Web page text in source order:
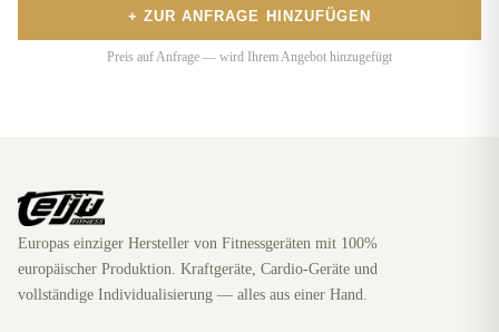
+ ZUR ANFRAGE HINZUFÜGEN
Preis auf Anfrage — wird Ihrem Angebot hinzugefügt
Europas einziger Hersteller von Fitnessgeräten mit 100%
europäischer Produktion. Kraftgeräte, Cardio-Geräte und
vollständige Individualisierung — alles aus einer Hand.